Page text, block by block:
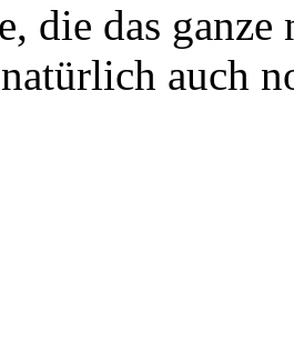
die das ganze
auch